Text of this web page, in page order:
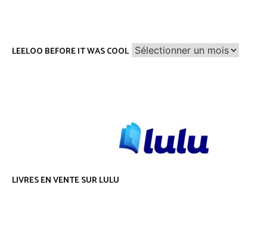
LEELOO BEFORE IT WAS COOL Leeloo
before
LIVRES EN VENTE SUR LULU